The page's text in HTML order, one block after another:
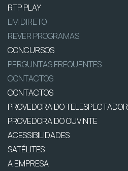
RTP PLAY
EM DIRETO
REVER PROGRAMAS
CONCURSOS
PERGUNTAS FREQUENTES
CONTACTOS
CONTACTOS
PROVEDORA DO TELESPECTADOR
PROVEDORA DO OUVINTE
ACESSIBILIDADES
SATÉLITES
A EMPRESA